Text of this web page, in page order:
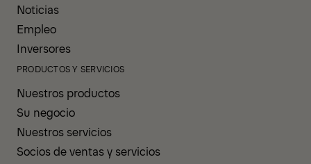
Noticias
Empleo
Inversores
PRODUCTOS Y SERVICIOS
Nuestros productos
Su negocio
Nuestros servicios
Socios de ventas y servicios